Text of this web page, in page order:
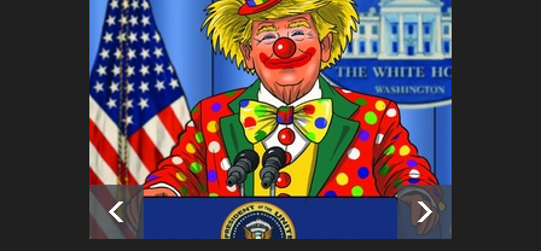
فراخوان رویداد کارگاهی کارتون و
پوستر "ایران سربل…
اخبار 6 ماه قبل
تسلیت به همکار | سهراب خیری
اخبار 6 ماه قبل